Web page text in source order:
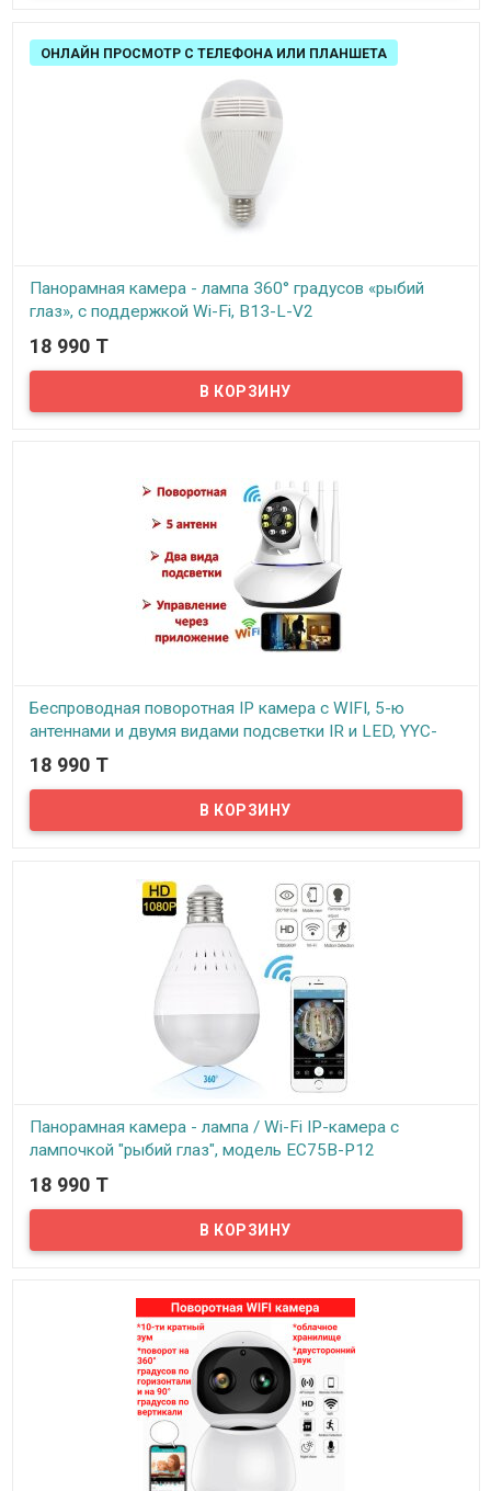
ОНЛАЙН ПРОСМОТР С ТЕЛЕФОНА ИЛИ ПЛАНШЕТА
​Панорамная камера - лампа 360° градусов «рыбий
глаз», с поддержкой Wi-Fi, B13-L-V2​
В наличии
Предлагаем новинку! Камера в виде лампы, которую легко и
просто установить в стандартный цоколь Е27 вместо обычной
лампочки. Она может выполнять как функцию источника
18 990 T
Беспроводная поворотная IP камера с WIFI, 5-ю
антеннами и двумя видами подсветки IR и LED, YYC-
XF2+5
Представляемая IP камера имеет пластиковый корпус с
можно крепить к потолку (в комплекте имеется кронштейн).
18 990 T
Панорамная камера - лампа / Wi-Fi IP-камера с
лампочкой "рыбий глаз", модель EC75B-P12
В наличии
Предлагаем новинку! Камера в виде лампы, которую легко и
просто установить в стандартный цоколь Е27 вместо обычной
лампочки.
18 990 T